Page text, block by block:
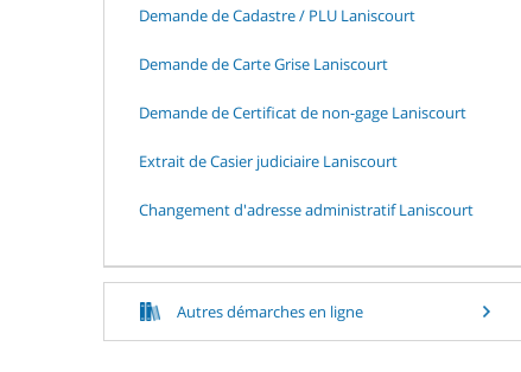
Demande de Cadastre / PLU Laniscourt
Demande de Carte Grise Laniscourt
Demande de Certificat de non-gage Laniscourt
Extrait de Casier judiciaire Laniscourt
Changement d'adresse administratif Laniscourt
Autres démarches en ligne